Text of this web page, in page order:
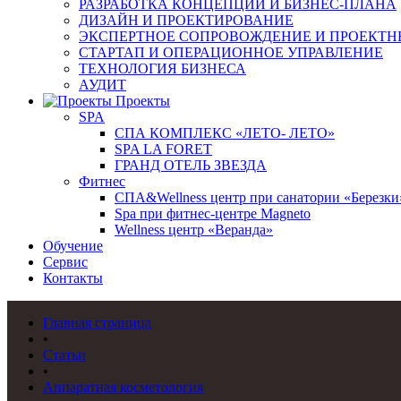
РАЗРАБОТКА КОНЦЕПЦИИ И БИЗНЕС-ПЛАНА
ДИЗАЙН И ПРОЕКТИРОВАНИЕ
ЭКСПЕРТНОЕ СОПРОВОЖДЕНИЕ И
СТАРТАП И ОПЕРАЦИОННОЕ УПРАВЛЕНИЕ
ТЕХНОЛОГИЯ БИЗНЕСА
АУДИТ
Проекты
SPA
СПА КОМПЛЕКС «ЛЕТО- ЛЕТО»
SPA LA FORET
ГРАНД ОТЕЛЬ ЗВЕЗДА
Фитнес
СПА&Wellness центр при санатории
Spa при фитнес-центре Magneto
Wellness центр «Веранда»
Обучение
Сервис
Контакты
Главная страница
•
Статьи
•
Аппаратная косметология